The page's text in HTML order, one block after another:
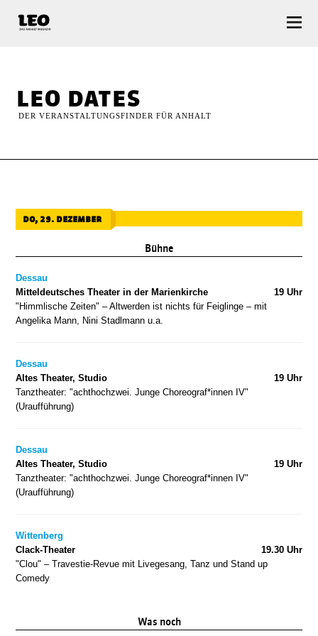
leo dates
DER VERANSTALTUNGSFINDER FÜR ANHALT
do, 29. dezember
Bühne
Dessau
19 Uhr
Mitteldeutsches Theater in der Marienkirche
"Himmlische Zeiten" – Altwerden ist nichts für Feiglinge – mit
Angelika Mann, Nini Stadlmann u.a.
Dessau
19 Uhr
Altes Theater, Studio
Tanztheater: "achthochzwei. Junge Choreograf*innen IV"
(Uraufführung)
Dessau
19 Uhr
Altes Theater, Studio
Tanztheater: "achthochzwei. Junge Choreograf*innen IV"
(Uraufführung)
Wittenberg
19.30 Uhr
Clack-Theater
"Clou" – Travestie-Revue mit Livegesang, Tanz und Stand up
Comedy
Was noch